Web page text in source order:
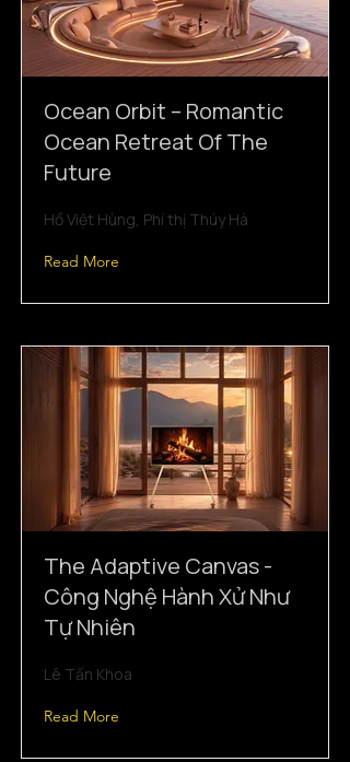
Ocean Orbit – Romantic
Ocean Retreat Of The
Future
Hồ Việt Hùng, Phí thị Thúy Hà
Read More
The Adaptive Canvas -
Công Nghệ Hành Xử Như
Tự Nhiên
Lê Tấn Khoa
Read More